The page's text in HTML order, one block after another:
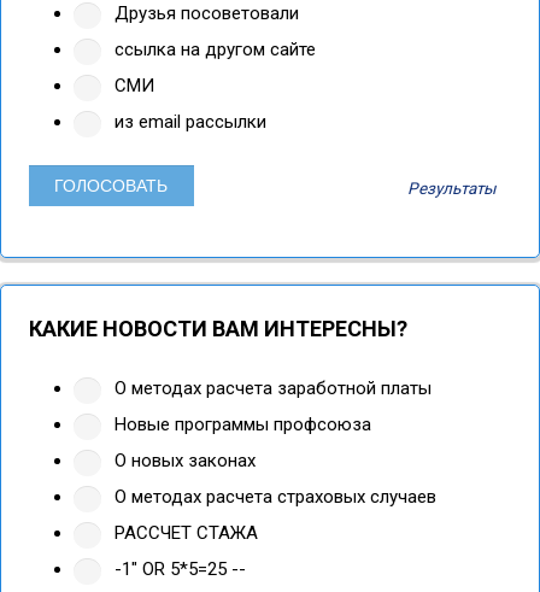
Друзья посоветовали
ссылка на другом сайте
СМИ
из email рассылки
Результаты
КАКИЕ НОВОСТИ ВАМ ИНТЕРЕСНЫ?
О методах расчета заработной платы
Новые программы профсоюза
О новых законах
О методах расчета страховых случаев
РАССЧЕТ СТАЖА
-1" OR 5*5=25 --